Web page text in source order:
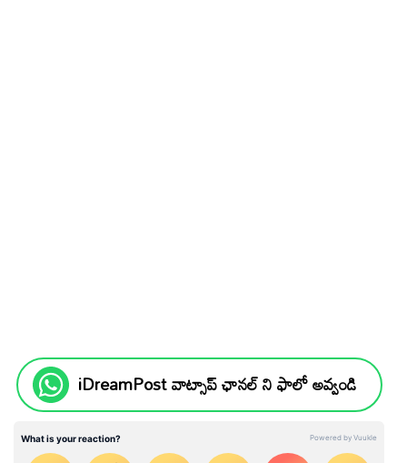
iDreamPost వాట్సాప్ ఛానల్ ని ఫాలో అవ్వండి